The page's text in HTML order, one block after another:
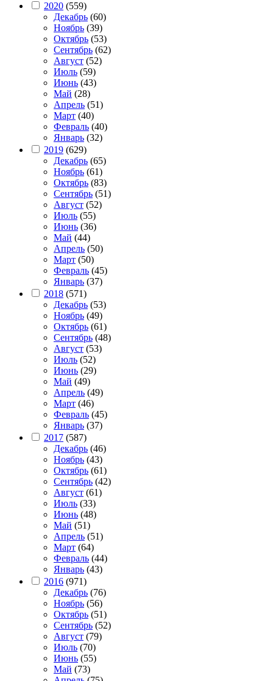
2020 (559)
Декабрь (60)
Ноябрь (39)
Октябрь (53)
Сентябрь (62)
Август (52)
Июль (59)
Июнь (43)
Май (28)
Апрель (51)
Март (40)
Февраль (40)
Январь (32)
2019 (629)
Декабрь (65)
Ноябрь (61)
Октябрь (83)
Сентябрь (51)
Август (52)
Июль (55)
Июнь (36)
Май (44)
Апрель (50)
Март (50)
Февраль (45)
Январь (37)
2018 (571)
Декабрь (53)
Ноябрь (49)
Октябрь (61)
Сентябрь (48)
Август (53)
Июль (52)
Июнь (29)
Май (49)
Апрель (49)
Март (46)
Февраль (45)
Январь (37)
2017 (587)
Декабрь (46)
Ноябрь (43)
Октябрь (61)
Сентябрь (42)
Август (61)
Июль (33)
Июнь (48)
Май (51)
Апрель (51)
Март (64)
Февраль (44)
Январь (43)
2016 (971)
Декабрь (76)
Ноябрь (56)
Октябрь (51)
Сентябрь (52)
Август (79)
Июль (70)
Июнь (55)
Май (73)